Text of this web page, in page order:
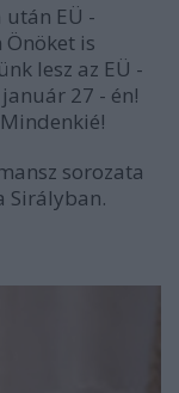
EÜ -
is
lesz az EÜ -
27 - én!
sorozata
Sirályban.